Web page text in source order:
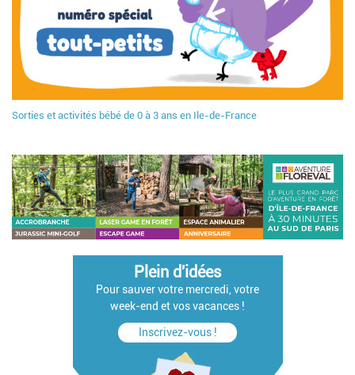
Sorties et activités bébé de 0 à 3 ans en Ile-de-France
Plein d'idées
Pour sauver votre mercredi, votre
week-end et vos vacances !
Inscrivez-vous !